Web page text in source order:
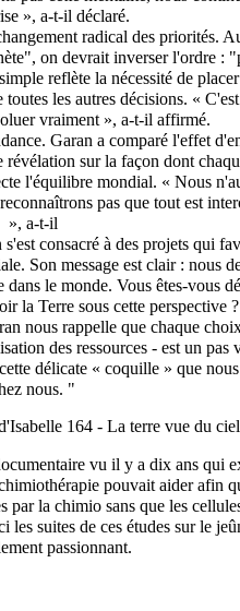
», a-t-il déclaré.
radical des priorités.
on devrait inverser l'ordre :
reflète la nécessité de
les autres décisions. «
vraiment », a-t-il affirmé.
Garan a comparé l'effet
révélation sur la façon dont
l'équilibre mondial. « Nous
pas que tout est
», a-t-il
consacré à des projets qui
Son message est clair : nous
le monde. Vous êtes-vous
la Terre sous cette perspective
nous rappelle que chaque
des ressources - est un pas
délicate « coquille » que
nous. "
vu il y a dix ans qui
pouvait aider afin
par la chimio sans que les
les suites de ces études sur le
passionnant.